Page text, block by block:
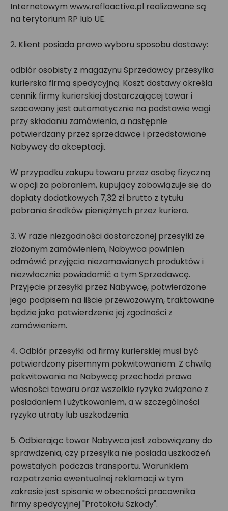
Internetowym www.refloactive.pl realizowane są
na terytorium RP lub UE.
2. Klient posiada prawo wyboru sposobu dostawy:
odbiór osobisty z magazynu Sprzedawcy przesyłka
kurierska firmą spedycyjną. Koszt dostawy określa
cennik firmy kurierskiej dostarczającej towar i
szacowany jest automatycznie na podstawie wagi
przy składaniu zamówienia, a następnie
potwierdzany przez sprzedawcę i przedstawiane
Nabywcy do akceptacji.
W przypadku zakupu towaru przez osobę fizyczną
w opcji za pobraniem, kupujący zobowiązuje się do
dopłaty dodatkowych 7,32 zł brutto z tytułu
pobrania środków pieniężnych przez kuriera.
3. W razie niezgodności dostarczonej przesyłki ze
złożonym zamówieniem, Nabywca powinien
odmówić przyjęcia niezamawianych produktów i
niezwłocznie powiadomić o tym Sprzedawcę.
Przyjęcie przesyłki przez Nabywcę, potwierdzone
jego podpisem na liście przewozowym, traktowane
będzie jako potwierdzenie jej zgodności z
zamówieniem.
4. Odbiór przesyłki od firmy kurierskiej musi być
potwierdzony pisemnym pokwitowaniem. Z chwilą
pokwitowania na Nabywcę przechodzi prawo
własności towaru oraz wszelkie ryzyka związane z
posiadaniem i użytkowaniem, a w szczególności
ryzyko utraty lub uszkodzenia.
5. Odbierając towar Nabywca jest zobowiązany do
sprawdzenia, czy przesyłka nie posiada uszkodzeń
powstałych podczas transportu. Warunkiem
rozpatrzenia ewentualnej reklamacji w tym
zakresie jest spisanie w obecności pracownika
firmy spedycyjnej "Protokołu Szkody".